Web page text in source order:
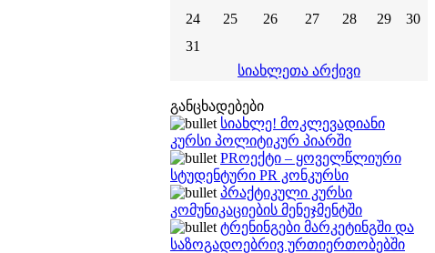
24
25 26 27 28 29
30
31
სიახლეთა არქივი
განცხადებები
სიახლე! მოკლევადიანი
კურსი პოლიტიკურ პიარში
PRოექტი – ყოველწლიური
სტუდენტური PR კონკურსი
პრაქტიკული კურსი
კომუნიკაციების მენეჯმენტში
ტრენინგები მარკეტინგში და
საზოგადოებრივ ურთიერთობებში